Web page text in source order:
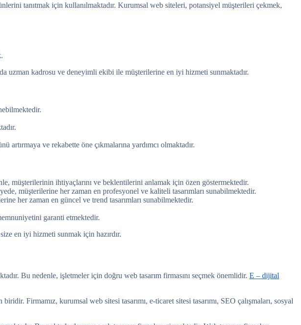
tanıtmak için kullanılmaktadır. Kurumsal web siteleri, potansiyel müşterileri çekmek,
uzman kadrosu ve deneyimli ekibi ile müşterilerine en iyi hizmeti sunmaktadır.
ve rekabette öne çıkmalarına yardımcı olmaktadır.
müşterilerinin ihtiyaçlarını ve beklentilerini anlamak için özen göstermektedir.
müşterilerine her zaman en profesyonel ve kaliteli tasarımları sunabilmektedir.
her zaman en güncel ve trend tasarımları sunabilmektedir.
garanti etmektedir.
en iyi hizmeti sunmak için hazırdır.
Bu nedenle, işletmeler için doğru web tasarım firmasını seçmek önemlidir. E – dijital
Firmamız, kurumsal web sitesi tasarımı, e-ticaret sitesi tasarımı, SEO çalışmaları, sosyal